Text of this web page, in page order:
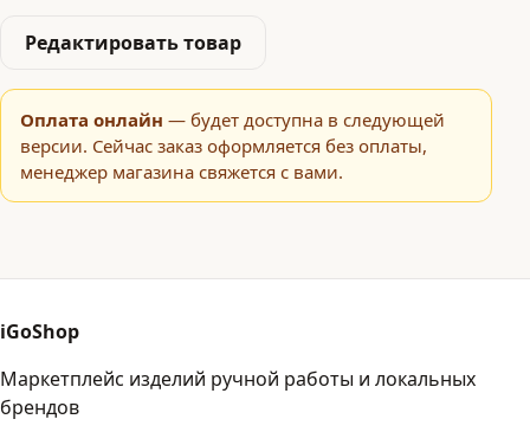
Редактировать товар
Оплата онлайн — будет доступна в следующей
версии. Сейчас заказ оформляется без оплаты,
менеджер магазина свяжется с вами.
iGoShop
Маркетплейс изделий ручной работы и локальных
брендов